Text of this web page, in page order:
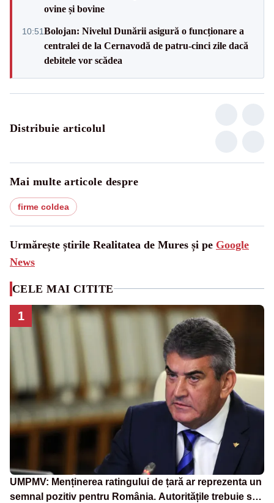
ovine și bovine
10:51Bolojan: Nivelul Dunării asigură o funcționare a
centralei de la Cernavodă de patru-cinci zile dacă
debitele vor scădea
Distribuie articolul
Mai multe articole despre
firme coldea
Urmărește știrile Realitatea de Mures și pe Google
News
CELE MAI CITITE
1
UMPMV: Menținerea ratingului de țară ar reprezenta un
semnal pozitiv pentru România. Autoritățile trebuie să